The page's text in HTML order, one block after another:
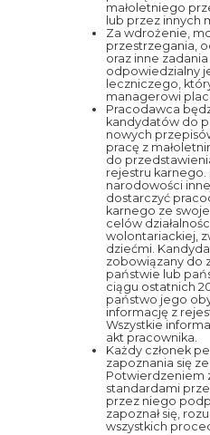
małoletniego
lub przez innych
Za wdrożenie,
przestrzegania,
oraz inne
odpowiedzialny
leczniczego,
managerowi
Pracodawca
kandydatów do
nowych
pracę z
do
rejestru karnego.
narodowości
dostarczyć
karnego ze
celów
wolontariackiej,
dziećmi.
zobowiązany do
państwie lub
ciągu ostatnich
państwo jego
informację z
Wszystkie
akt pracownika.
Każdy członek
zapoznania się
Potwierdzeniem
standardami
przez niego
zapoznał się,
wszystkich